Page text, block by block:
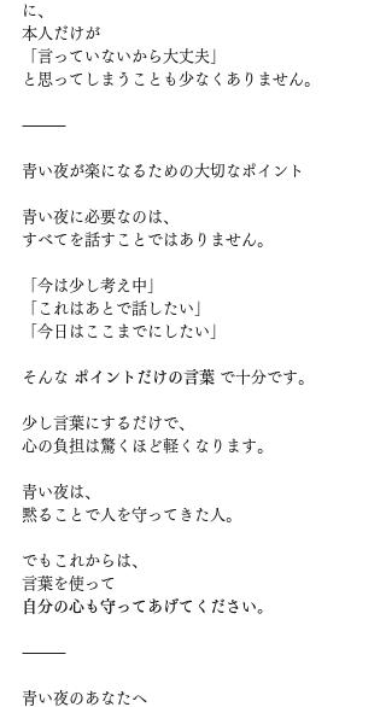
に、
本人だけが
「言っていないから大丈夫」
と思ってしまうことも少なくありません。
⸻
青い夜が楽になるための大切なポイント
青い夜に必要なのは、
すべてを話すことではありません。
「今は少し考え中」
「これはあとで話したい」
「今日はここまでにしたい」
そんな ポイントだけの言葉 で十分です。
少し言葉にするだけで、
心の負担は驚くほど軽くなります。
青い夜は、
黙ることで人を守ってきた人。
でもこれからは、
言葉を使って
自分の心も守ってあげてください。
⸻
青い夜のあなたへ